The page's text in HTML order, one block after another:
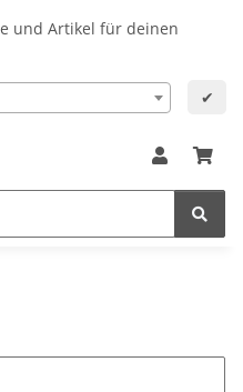
und Artikel für deinen
✔